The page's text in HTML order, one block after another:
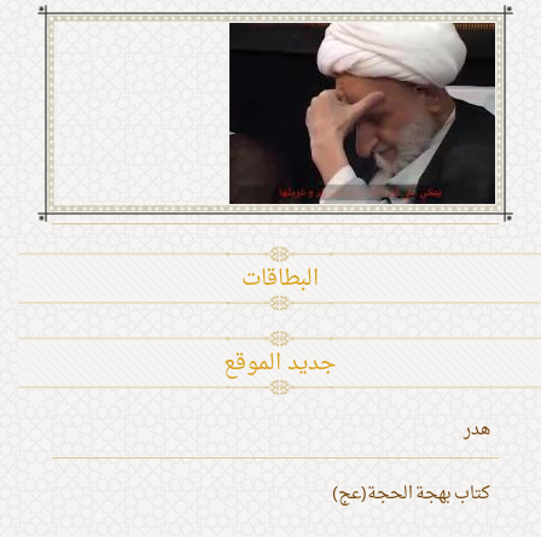
البطاقات
جديد الموقع
هدر
كتاب بهجة الحجة(عج)